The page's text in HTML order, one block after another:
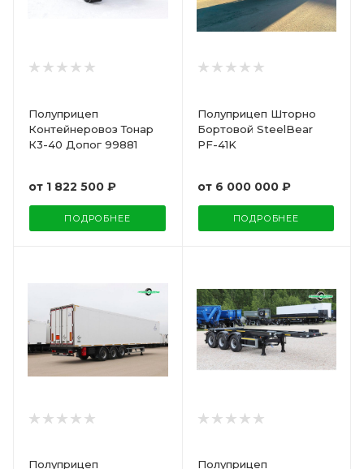
Полуприцеп
Контейнеровоз Тонар
К3-40 Допог 99881
от 1 822 500 ₽
ПОДРОБНЕЕ
Полуприцеп Шторно
Бортовой SteelBear
PF-41K
от 6 000 000 ₽
ПОДРОБНЕЕ
Полуприцеп
Полуприцеп